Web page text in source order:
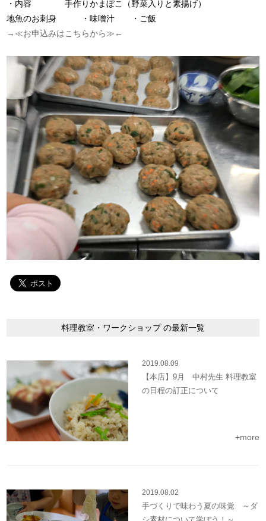
・内容 手作りかまぼこ（野菜入りと素揚げ）
地魚のお刺身 ・味噌汁 ・ご飯
→≪お申込みはこちらから≫←
料理教室・ワークショップ の最新一覧
2019.08.09
【本店】9月 中村先生 料理教室
の日程の訂正について
+more
2019.08.02
手づくりで味わう夏の味覚 ～ダ